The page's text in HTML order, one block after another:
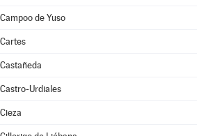
Campoo de Yuso
Cartes
Castañeda
Castro-Urdiales
Cieza